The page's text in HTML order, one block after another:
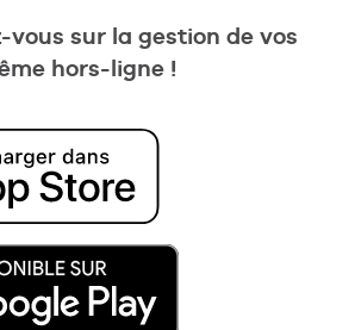
vous sur la gestion de vos
hors-ligne !